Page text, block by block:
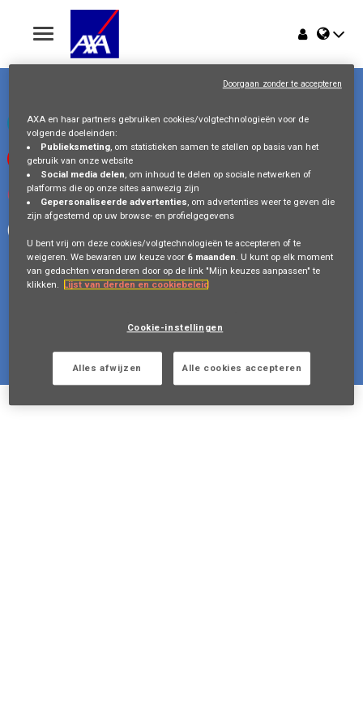
Toggle
navigation
Jobs
Waarom AXA Belgium
Events
Bezoek ons op LinkedIn
Bekijk onze videos op Youtube
Volg ons op Instagram
AXA en haar partners gebruiken cookies/volgtechnologieën voor de
volgende doeleinden:
Publieksmeting, om statistieken samen te stellen op basis van het
gebruik van onze website
Social media delen, om inhoud te delen op sociale netwerken of
platforms die op onze sites aanwezig zijn
Gepersonaliseerde advertenties, om advertenties weer te geven die
zijn afgestemd op uw browse- en profielgegevens
U bent vrij om deze cookies/volgtechnologieën te accepteren of te
weigeren. We bewaren uw keuze voor 6 maanden. U kunt op elk moment
van gedachten veranderen door op de link "Mijn keuzes aanpassen" te
klikken. Lijst van derden en cookiebeleid
Cookie-instellingen
Alles afwijzen Alle cookies accepteren
Doorgaan zonder te accepteren